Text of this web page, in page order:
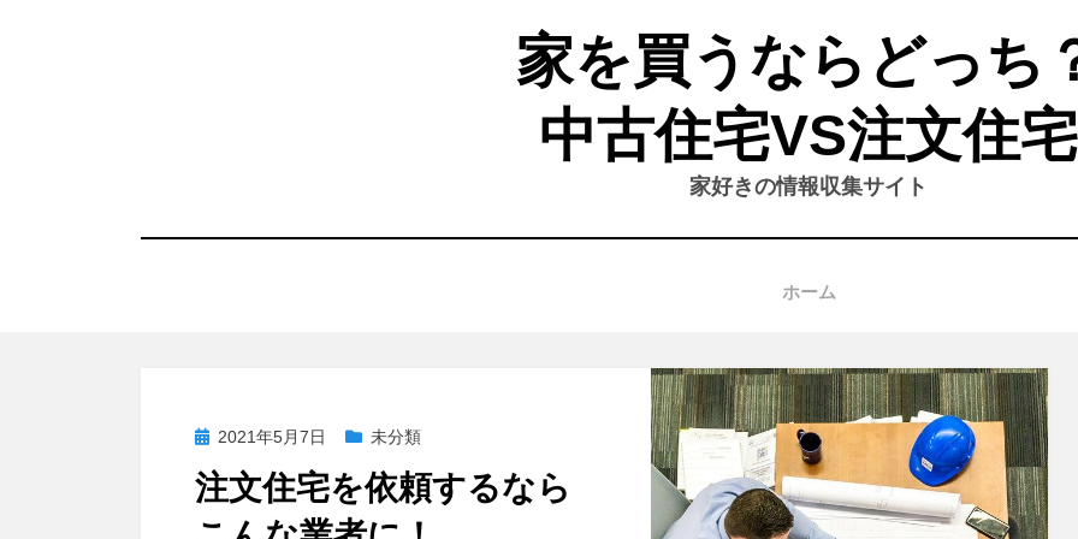
家を買うならどっち
中古住宅VS注文住宅
家好きの情報収集サイト
ホーム
投
日:
2021年5月7日 未分類
注文住宅を依頼するなら